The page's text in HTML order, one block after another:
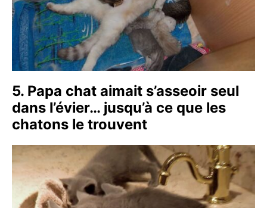
5. Papa chat aimait s’asseoir seul
dans l’évier… jusqu’à ce que les
chatons le trouvent